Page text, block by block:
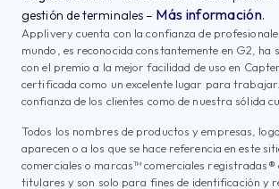
gestión de terminales – Más información.
Applivery cuenta con la confianza de
mundo, es reconocida constantemente en G2, ha
con el premio a la mejor facilidad de uso en
certificada como un excelente lugar para
confianza de los clientes como de nuestra sólida
Todos los nombres de productos y empresas,
aparecen o a los que se hace referencia en este
comerciales o marcas™ comerciales registradas®
titulares y son solo para fines de identificación y